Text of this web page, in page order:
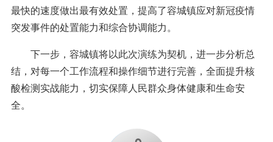
最快的速度做出最有效处置，提高了容城镇应对新冠疫情
突发事件的处置能力和综合协调能力。
下一步，容城镇将以此次演练为契机，进一步分析总
结，对每一个工作流程和操作细节进行完善，全面提升核
酸检测实战能力，切实保障人民群众身体健康和生命安
全。